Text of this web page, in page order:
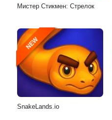
Мистер Стикмен: Стрелок
NEW
SnakeLands.io